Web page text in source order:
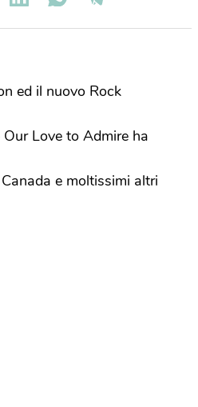
ed il nuovo Rock
Love to Admire ha
e moltissimi altri